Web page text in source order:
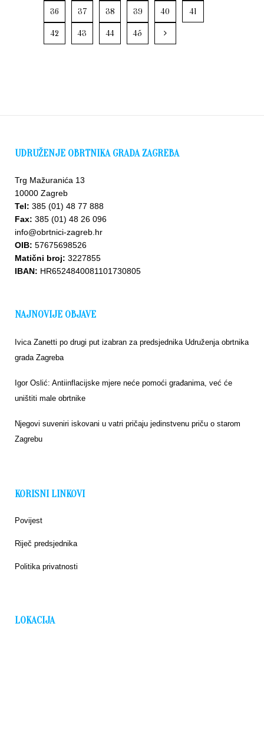
36 37 38 39 40 41
42 43 44 45
UDRUŽENJE OBRTNIKA GRADA ZAGREBA
Trg Mažuranića 13
10000 Zagreb
Tel: 385 (01) 48 77 888
Fax: 385 (01) 48 26 096
info@obrtnici-zagreb.hr
OIB: 57675698526
Matični broj: 3227855
IBAN: HR6524840081101730805
NAJNOVIJE OBJAVE
Ivica Zanetti po drugi put izabran za predsjednika Udruženja obrtnika
grada Zagreba
Igor Oslić: Antiinflacijske mjere neće pomoći građanima, već će
uništiti male obrtnike
Njegovi suveniri iskovani u vatri pričaju jedinstvenu priču o starom
Zagrebu
KORISNI LINKOVI
Povijest
Riječ predsjednika
Politika privatnosti
LOKACIJA